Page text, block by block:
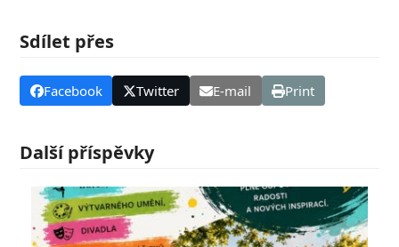
Sdílet přes
Facebook Twitter E-mail Print
Další příspěvky